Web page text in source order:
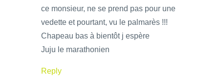
ce monsieur, ne se prend pas pour une
vedette et pourtant, vu le palmarès !!!
Chapeau bas à bientôt j espère
Juju le marathonien
Reply